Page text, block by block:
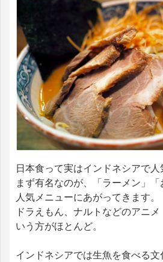
日本食って実はインドネシアで人
まず有名なのが、「ラーメン」
人気メニューにあがってきます。
ドラえもん、ナルトなどのアニ
いう方がほとんど。
インドネシアでは生魚を食べる